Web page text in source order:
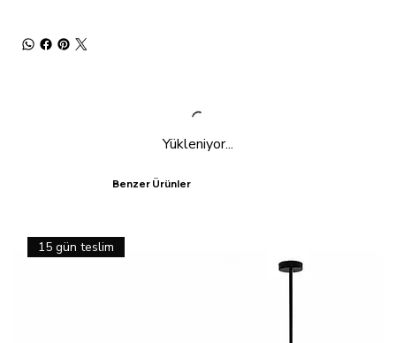
Yükleniyor...
Benzer Ürünler
15 gün teslim